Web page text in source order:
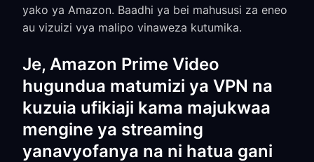
yako ya Amazon. Baadhi ya bei mahususi za eneo
au vizuizi vya malipo vinaweza kutumika.
Je, Amazon Prime Video
hugundua matumizi ya VPN na
kuzuia ufikiaji kama majukwaa
mengine ya streaming
yanavyofanya na ni hatua gani